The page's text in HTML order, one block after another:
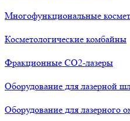
Многофункциональные
Косметологические комбайны
Фракционные СО2-лазеры
Оборудование для лазерной
Оборудование для лазерного